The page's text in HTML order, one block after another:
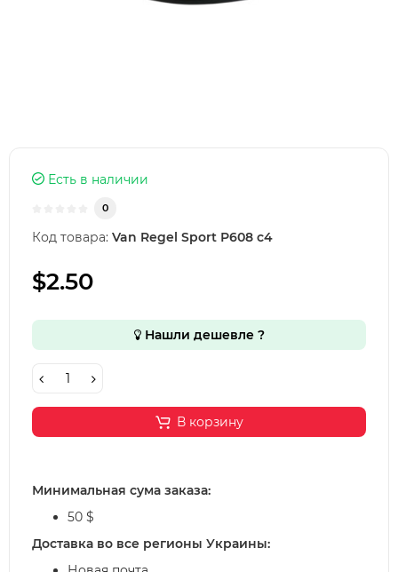
Есть в наличии
0
Код товара: Van Regel Sport Р608 с4
$2.50
Нашли дешевле ?
В корзину
Минимальная сума заказа:
50 $
Доставка во все регионы Украины: